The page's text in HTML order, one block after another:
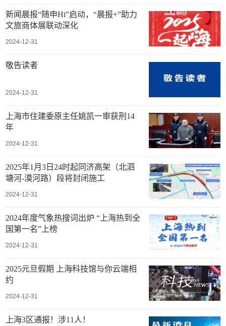
新闻晨报“随申Hi”启动，“晨报+”助力
文旅商体展联动深化
2024-12-31
敬告读者
2024-12-31
上海市住建委原主任姚凯一审获刑14
年
2024-12-31
2025年1月3日24时起同济高架（北泗
塘河-漠河路）段将封闭施工
2024-12-31
2024年度气象热搜词出炉 “上海热到全
国第一名”上榜
2024-12-31
2025元旦假期 上海科技馆与你云端相
约
2024-12-31
上海3区通报！涉11人！